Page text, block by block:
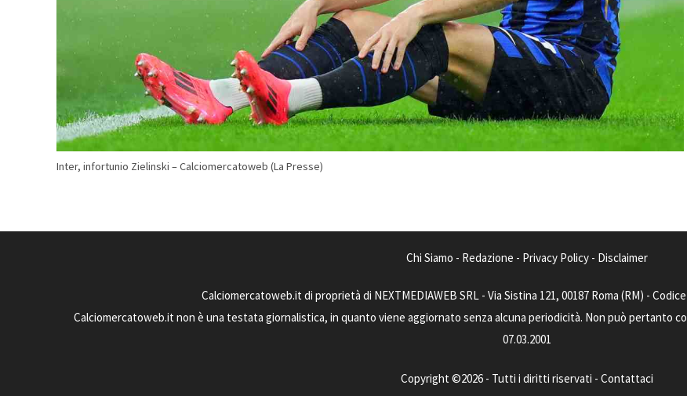
Inter, infortunio Zielinski – Calciomercatoweb (La Presse)
Chi Siamo - Redazione - Privacy Policy - Disclaimer
Calciomercatoweb.it di proprietà di NEXTMEDIAWEB SRL - Via Sistina 121, 00187 Roma (RM) -
Calciomercatoweb.it non è una testata giornalistica, in quanto viene aggiornato senza alcuna periodicità. Non può pertanto
07.03.2001
Copyright ©2026 - Tutti i diritti riservati - Contattaci